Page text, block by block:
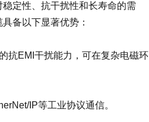
定性、抗干扰性和长寿命的需
备以下显著优势：
抗EMI干扰能力，可在复杂电磁环
IP等工业协议通信。